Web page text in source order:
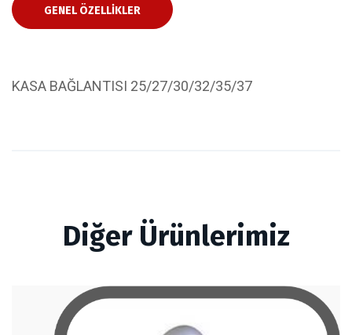
GENEL ÖZELLIKLER
KASA BAĞLANTISI 25/27/30/32/35/37
Diğer Ürünlerimiz